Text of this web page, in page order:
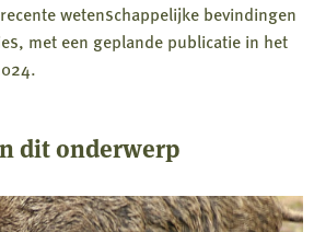
wetenschappelijke bevindingen
met een geplande publicatie in het
dit onderwerp